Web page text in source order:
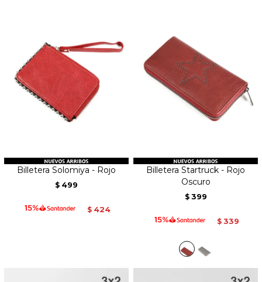
Billetera Solomiya - Rojo
$ 499
$ 424
Billetera Startruck - Rojo
Oscuro
$ 399
$ 339